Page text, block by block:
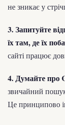
не зникає у
3. Запитуйте
їх там, де їх
сайті працює
4. Думайте про
звичайний
Це принципово